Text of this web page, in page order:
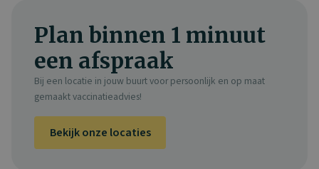
Plan binnen 1 minuut
een afspraak
Bij een locatie in jouw buurt voor persoonlijk en op maat
gemaakt vaccinatieadvies!
Bekijk onze locaties